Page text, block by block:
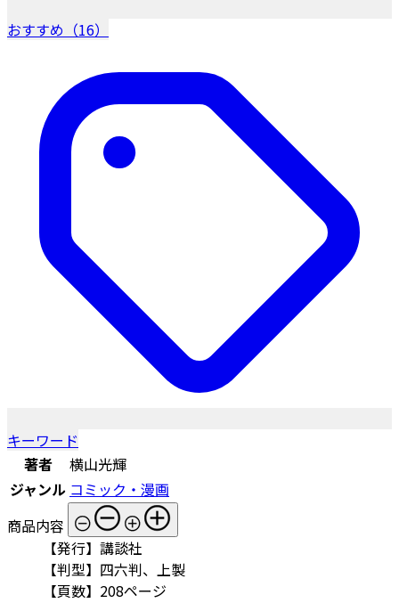
おすすめ（16）
キーワード
著者
横山光輝
ジャンル コミック・漫画
商品内容
【発行】講談社
【判型】四六判、上製
【頁数】208ページ